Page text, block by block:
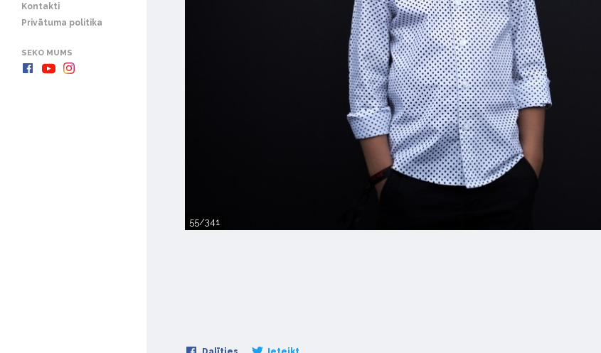
Kontakti
Privātuma politika
SEKO MUMS
55/341